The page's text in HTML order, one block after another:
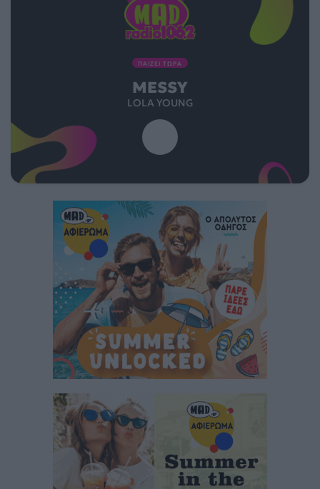
ΠΑΙΖΕΙ ΤΩΡΑ
MESSY
LOLA YOUNG